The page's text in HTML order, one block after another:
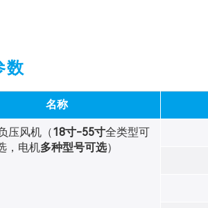
数
名称
压风机（18寸-55寸全类型可
，电机多种型号可选）